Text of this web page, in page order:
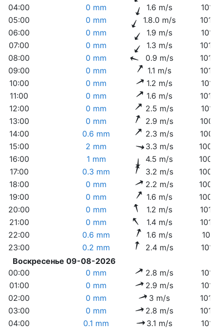
04:00
0 mm 1.6 m/s
05:00
0 mm 1.8.0 m/s
06:00
0 mm 1.9 m/s
07:00
0 mm 1.3 m/s
08:00
0 mm 0.9 m/s
09:00
0 mm 1.1 m/s
10:00
0 mm 1.2 m/s
11:00
0 mm 1.6 m/s
12:00
0 mm 2.5 m/s
13:00
0 mm 2.9 m/s
14:00
0.6 mm 2.3 m/s
15:00
2 mm 3.3 m/s
16:00
1 mm 4.5 m/s
17:00
0.3 mm 3.2 m/s
18:00
0 mm 2.2 m/s
19:00
0 mm 1.6 m/s
20:00
0 mm 1.2 m/s
21:00
0 mm 1.4 m/s
22:00
0.6 mm 1.6 m/s
23:00
0.2 mm 2.4 m/s
Воскресенье 09-08-2026
00:00
0 mm 2.8 m/s
01:00
0 mm 2.9 m/s
02:00
0 mm 3 m/s
03:00
0 mm 2.8 m/s
04:00
0.1 mm 3.1 m/s